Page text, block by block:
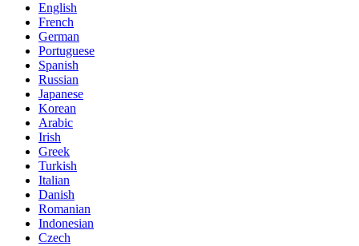
English
French
German
Portuguese
Spanish
Russian
Japanese
Korean
Arabic
Irish
Greek
Turkish
Italian
Danish
Romanian
Indonesian
Czech